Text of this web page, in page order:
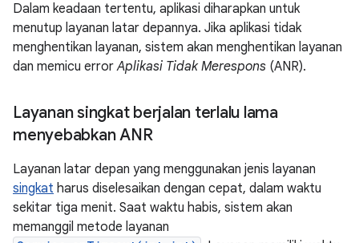
Dalam keadaan tertentu, aplikasi diharapkan untuk
menutup layanan latar depannya. Jika aplikasi tidak
menghentikan layanan, sistem akan menghentikan layanan
dan memicu errorAplikasi Tidak Merespons (ANR).
Layanan singkat berjalan terlalu lama
menyebabkan ANR
Layanan latar depan yang menggunakan jenis layanan
singkat harus diselesaikan dengan cepat, dalam waktu
sekitar tiga menit. Saat waktu habis, sistem akan
memanggil metode layanan